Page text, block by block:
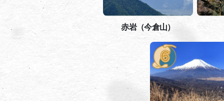
赤岩（今倉山）